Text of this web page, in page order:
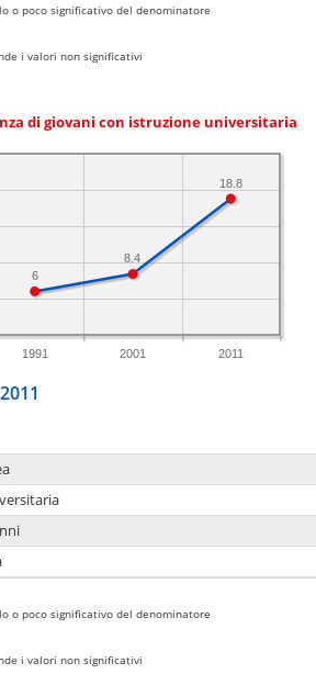
o poco significativo del denominatore
i valori non significativi
di giovani con istruzione universitaria
1991 2001 2011
18.8
8.4
6
o poco significativo del denominatore
i valori non significativi